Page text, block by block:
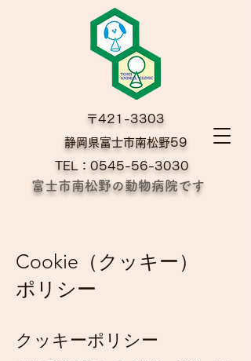
〒421-3303
​静岡県富士市南松野59
TEL：0545-56-3030
富士市南松野の動物病院です
Cookie（クッキー）
ポリシー
クッキーポリシー